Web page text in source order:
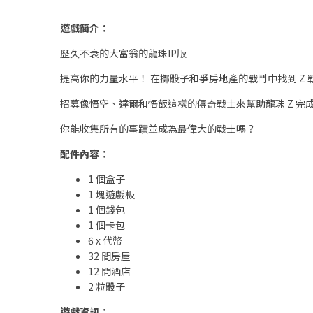
遊戲簡介：
歷久不衰的大富翁的龍珠IP版
提高你的力量水平！ 在擲骰子和爭房地產的戰鬥中找到 Z
招募像悟空、達爾和悟飯這樣的傳奇戰士來幫助龍珠 Z 完
你能收集所有的事蹟並成為最偉大的戰士嗎？
配件內容：
1 個盒子
1 塊遊戲板
1 個錢包
1 個卡包
6 x 代幣
32 間房屋
12 間酒店
2 粒骰子